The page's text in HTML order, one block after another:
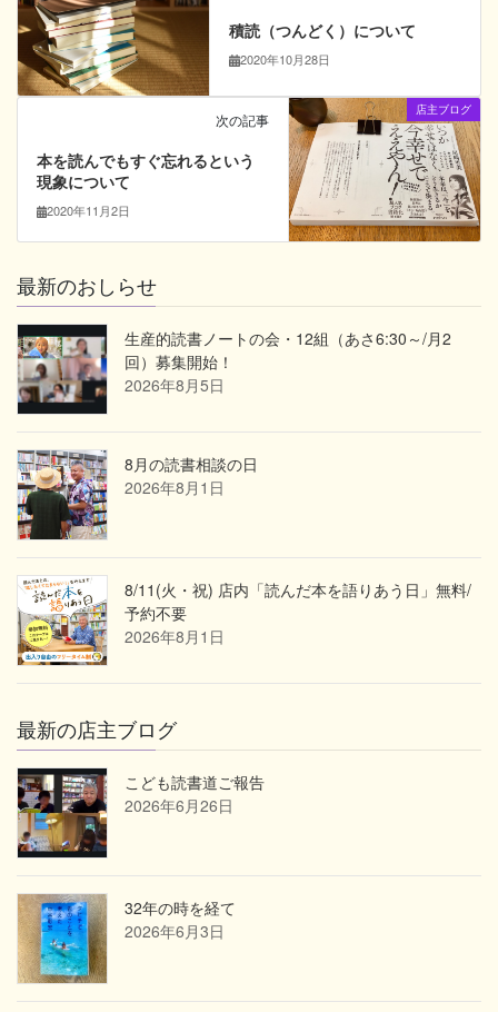
積読（つんどく）について
2020年10月28日
店主ブログ
次の記事
本を読んでもすぐ忘れるという
現象について
2020年11月2日
最新のおしらせ
生産的読書ノートの会・12組（あさ6:30～/月2
回）募集開始！
2026年8月5日
8月の読書相談の日
2026年8月1日
8/11(火・祝) 店内「読んだ本を語りあう日」無料/
予約不要
2026年8月1日
最新の店主ブログ
こども読書道ご報告
2026年6月26日
32年の時を経て
2026年6月3日